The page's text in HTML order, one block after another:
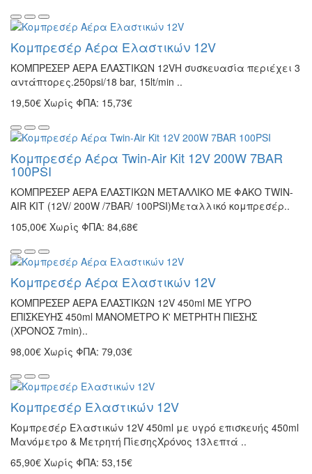
Κομπρεσέρ Αέρα Ελαστικών 12V
ΚΟΜΠΡΕΣΕΡ ΑΕΡΑ ΕΛΑΣΤΙΚΩΝ 12VΗ συσκευασία περιέχει 3
αντάπτορες.250psi/18 bar, 15lt/min ..
19,50€ Χωρίς ΦΠΑ: 15,73€
Κομπρεσέρ Αέρα Twin-Air Kit 12V 200W 7BAR
100PSI
ΚΟΜΠΡΕΣΕΡ ΑΕΡΑ ΕΛΑΣΤΙΚΩΝ ΜΕΤΑΛΛΙΚΟ ΜΕ ΦΑΚΟ TWIN-
AIR KIT (12V/ 200W /7BAR/ 100PSI)Μεταλλικό κομπρεσέρ..
105,00€ Χωρίς ΦΠΑ: 84,68€
Κομπρεσέρ Αέρα Ελαστικών 12V
ΚΟΜΠΡΕΣΕΡ ΑΕΡΑ ΕΛΑΣΤΙΚΩΝ 12V 450ml ΜΕ ΥΓΡΟ
ΕΠΙΣΚΕΥΗΣ 450ml ΜΑΝΟΜΕΤΡΟ Κ' ΜΕΤΡΗΤΗ ΠΙΕΣΗΣ
(ΧΡΟΝΟΣ 7min)..
98,00€ Χωρίς ΦΠΑ: 79,03€
Κομπρεσέρ Ελαστικών 12V
Κομπρεσέρ Ελαστικών 12V 450ml με υγρό επισκευής 450ml
Μανόμετρο & Μετρητή ΠίεσηςΧρόνος 13λεπτά ..
65,90€ Χωρίς ΦΠΑ: 53,15€